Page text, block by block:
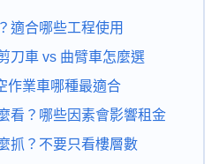
適合哪些工程使用
刀車 vs 曲臂車怎麼選
作業車哪種最適合
看？哪些因素會影響租金
抓？不要只看樓層數